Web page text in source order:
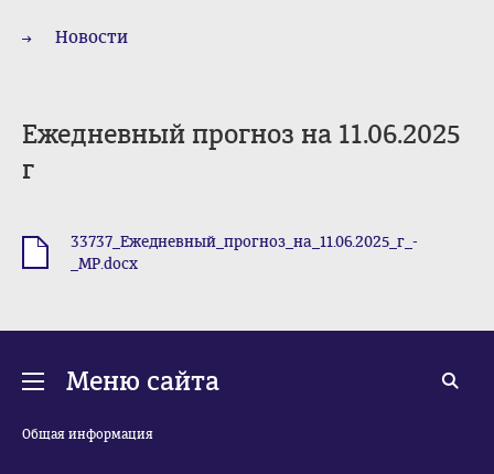
Новости
Ежедневный прогноз на 11.06.2025
г
33737_Ежедневный_прогноз_на_11.06.2025_г_-
_МР.docx
Меню сайта
Общая информация